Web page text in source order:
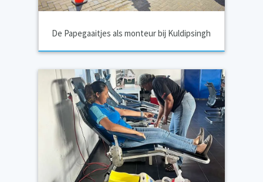
De Papegaaitjes als monteur bij Kuldipsingh